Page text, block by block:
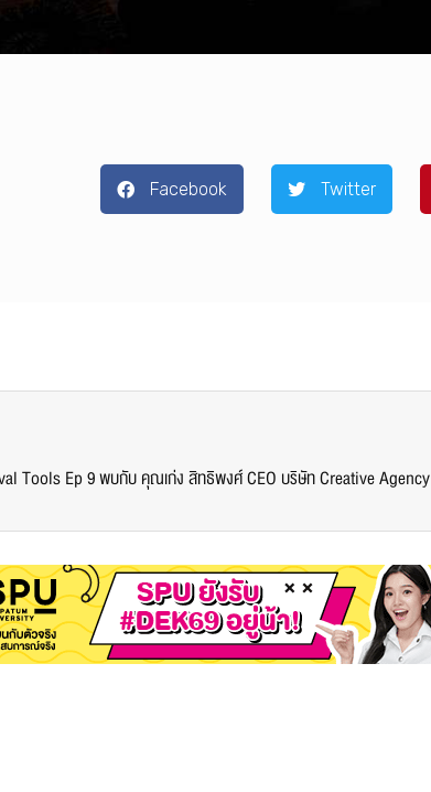
Facebook Twitter
Tools Ep 9 พบกับ คุณเก่ง สิทธิพงศ์ CEO บริษัท Creative Agency